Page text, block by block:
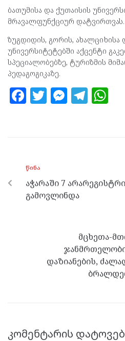
ბათუმისა და ქუთაისის
მრავალფუნქციურ დატვირთვას.
ზუგდიდის, გორის, ახალციხისა
უნივერსიტეტებში აქცენტი
სპეციალობებზე, ტურიზმის
პედაგოგიკაზე.
F
o
o
k
T M
er
T
m p
p
ᲬᲘᲜᲐ
აჭარაში 7
გამოვლინდა
მცხეთა-
დაზიანების,
კომენტარის